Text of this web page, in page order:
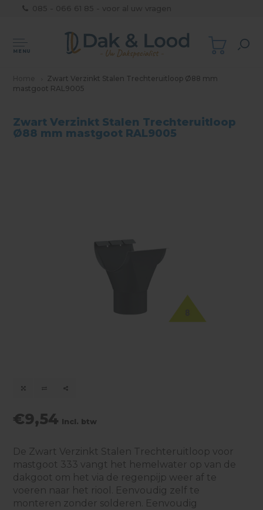
MENU
Zwart Verzinkt Stalen Trechteruitloop Ø88 mm
mastgoot RAL9005
Zwart Verzinkt Stalen Trechteruitloop
Ø88 mm mastgoot RAL9005
€9,54 Incl. btw
De Zwart Verzinkt Stalen Trechteruitloop voor
mastgoot 333 vangt het hemelwater op van de
dakgoot om het via de regenpijp weer af te
voeren naar het riool. Eenvoudig zelf te
monteren zonder solderen. Eenvoudig